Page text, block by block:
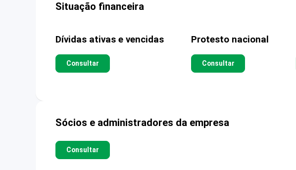
Situação financeira
Dívidas ativas e vencidas
Consultar
Protesto nacional
Consultar
Sócios e administradores da empresa
Consultar